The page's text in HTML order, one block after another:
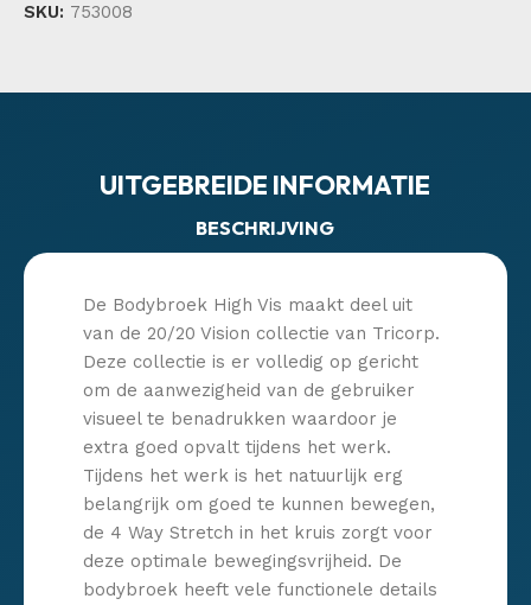
SKU: 753008
UITGEBREIDE INFORMATIE
BESCHRIJVING
De Bodybroek High Vis maakt deel uit
van de 20/20 Vision collectie van Tricorp.
Deze collectie is er volledig op gericht
om de aanwezigheid van de gebruiker
visueel te benadrukken waardoor je
extra goed opvalt tijdens het werk.
Tijdens het werk is het natuurlijk erg
belangrijk om goed te kunnen bewegen,
de 4 Way Stretch in het kruis zorgt voor
deze optimale bewegingsvrijheid. De
bodybroek heeft vele functionele details